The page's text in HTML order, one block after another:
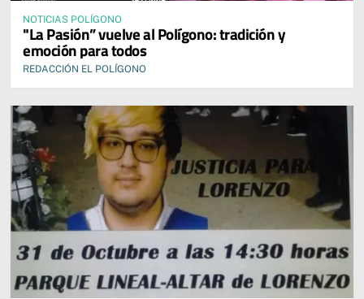
NOTICIAS POLÍGONO
"La Pasión” vuelve al Polígono: tradición y
emoción para todos
REDACCIÓN EL POLÍGONO